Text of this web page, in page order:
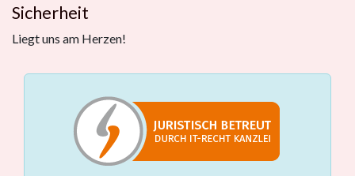
Sicherheit
Liegt uns am Herzen!